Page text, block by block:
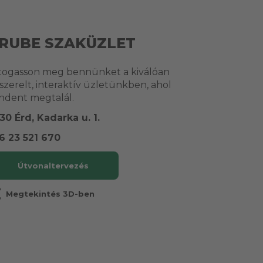
SZAKÜZLET
meg bennünket a kiválóan
interaktív üzletünkben, ahol
megtalál.
Érd, Kadarka u. 1.
23 521 670
Útvonaltervezés
Megtekintés 3D-ben